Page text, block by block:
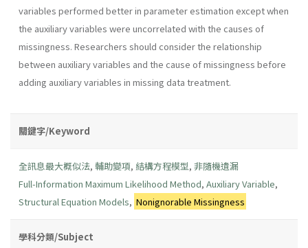
variables performed better in parameter estimation except when
the auxiliary variables were uncorrelated with the causes of
missingness. Researchers should consider the relationship
between auxiliary variables and the cause of missingness before
adding auxiliary variables in missing data treatment.
關鍵字/Keyword
全訊息最大概似法, 輔助變項, 結構方程模型, 非隨機遺漏
Full-Information Maximum Likelihood Method, Auxiliary Variable,
Structural Equation Models, Nonignorable Missingness
學科分類/Subject